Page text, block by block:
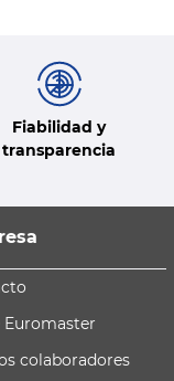
Fiabilidad y
transparencia
Euromaster
colaboradores